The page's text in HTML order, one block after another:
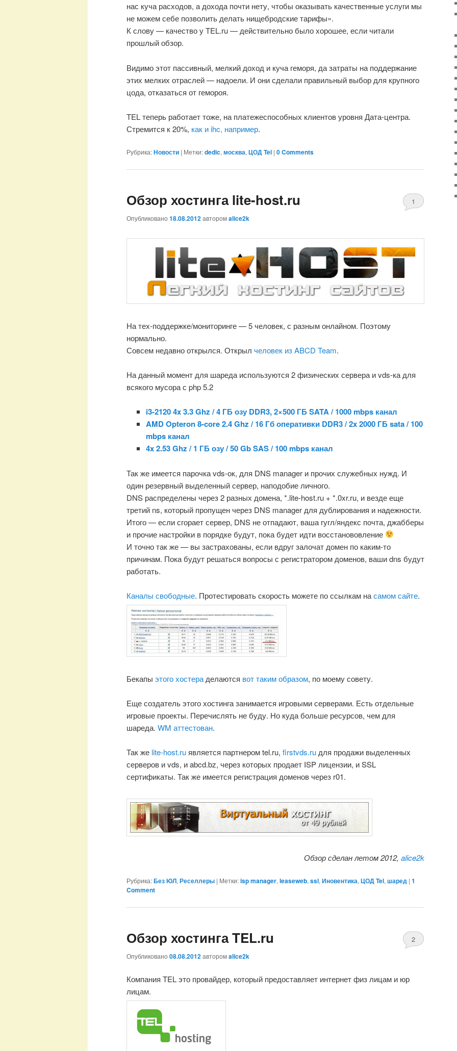
нас куча расходов, а дохода почти нету, чтобы оказывать качественные услуги мы
не можем себе позволить делать нищебродские тарифы».
К слову — качество у TEL.ru — действительно было хорошее, если читали
прошлый обзор.
Видимо этот пассивный, мелкий доход и куча геморя, да затраты на поддержание
этих мелких отраслей — надоели. И они сделали правильный выбор для крупного
цода, отказаться от гемороя.
TEL теперь работает тоже, на платежеспособных клиентов уровня Дата-центра.
Стремится к 20%, как и ihc, например.
Рубрика:Новости | Метки:dedic, москва, ЦОД Tel | 0 Comments
Обзор хостинга lite-host.ru
Опубликовано 18.08.2012авторомalice2k
1
На тех-поддержке/мониторинге — 5 человек, с разным онлайном. Поэтому
нормально.
Совсем недавно открылся. Открыл человек из ABCD Team.
На данный момент для шареда используются 2 физических сервера и vds-ка для
всякого мусора с php 5.2
i3-2120 4x 3.3 Ghz / 4 ГБ озу DDR3, 2×500 ГБ SATA / 1000 mbps канал
AMD Opteron 8-core 2.4 Ghz / 16 Гб оперативки DDR3 / 2x 2000 ГБ sata / 100
mbps канал
4x 2.53 Ghz / 1 ГБ озу / 50 Gb SAS / 100 mbps канал
Так же имеется парочка vds-ок, для DNS manager и прочих служебных нужд. И
один резервный выделенный сервер, наподобие личного.
DNS распределены через 2 разных домена, *.lite-host.ru + *.0xr.ru, и везде еще
третий ns, который пропущен через DNS manager для дублирования и надежности.
Итого — если сгорает сервер, DNS не отпадают, ваша гугл/яндекс почта, джабберы
и прочие настройки в порядке будут, пока будет идти восстанововление
И точно так же — вы застрахованы, если вдруг залочат домен по каким-то
причинам. Пока будут решаться вопросы с регистратором доменов, ваши dns будут
работать.
Каналы свободные. Протестировать скорость можете по ссылкам насамом сайте.
Бекапы этого хостера делаются вот таким образом, по моему совету.
Еще создатель этого хостинга занимается игровыми серверами. Есть отдельные
игровые проекты. Перечислять не буду. Но куда больше ресурсов, чем для
шареда. WM аттестован.
Так же lite-host.ruявляется партнером tel.ru, firstvds.ruдля продажи выделенных
серверов и vds, и abcd.bz, через которых продает ISP лицензии, и SSL
сертификаты. Так же имеется регистрация доменов через r01.
Обзор сделан летом 2012, alice2k
Рубрика:Без ЮЛ, Реселлеры | Метки:isp manager, leaseweb, ssl, Иновентика, ЦОД Tel, шаред | 1
Comment
Обзор хостинга TEL.ru
Опубликовано 08.08.2012авторомalice2k
2
Компания TEL это провайдер, который предоставляет интернет физ лицам и юр
лицам.